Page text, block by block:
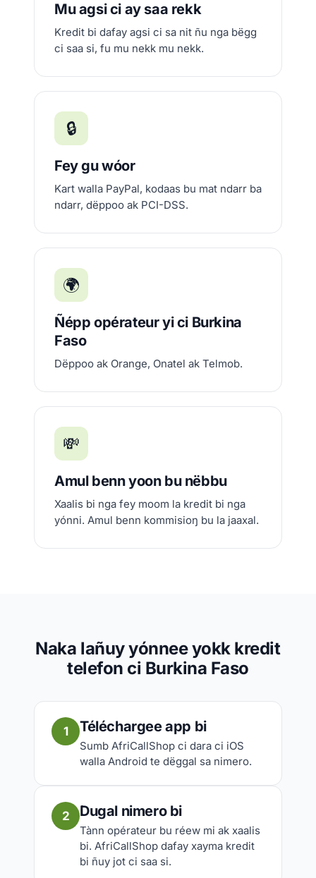
Mu agsi ci ay saa rekk
Kredit bi dafay agsi ci sa nit ñu nga bëgg
ci saa si, fu mu nekk mu nekk.
🔒
Fey gu wóor
Kart walla PayPal, kodaas bu mat ndarr ba
ndarr, dëppoo ak PCI-DSS.
🌍
Ñépp opérateur yi ci Burkina
Faso
Dëppoo ak Orange, Onatel ak Telmob.
💸
Amul benn yoon bu nëbbu
Xaalis bi nga fey moom la kredit bi nga
yónni. Amul benn kommisioŋ bu la jaaxal.
Naka lañuy yónnee yokk kredit
telefon ci Burkina Faso
1 Téléchargee app bi
Sumb AfriCallShop ci dara ci iOS
walla Android te dëggal sa nimero.
2 Dugal nimero bi
Tànn opérateur bu réew mi ak xaalis
bi. AfriCallShop dafay xayma kredit
bi ñuy jot ci saa si.